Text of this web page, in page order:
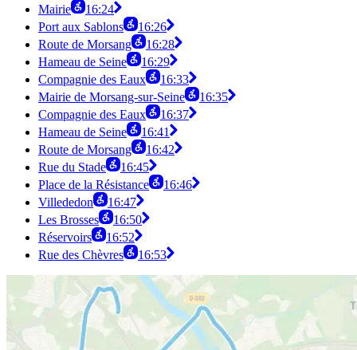
Mairie
16:24
Port aux Sablons
16:26
Route de Morsang
16:28
Hameau de Seine
16:29
Compagnie des Eaux
16:33
Mairie de Morsang-sur-Seine
16:35
Compagnie des Eaux
16:37
Hameau de Seine
16:41
Route de Morsang
16:42
Rue du Stade
16:45
Place de la Résistance
16:46
Villededon
16:47
Les Brosses
16:50
Réservoirs
16:52
Rue des Chèvres
16:53